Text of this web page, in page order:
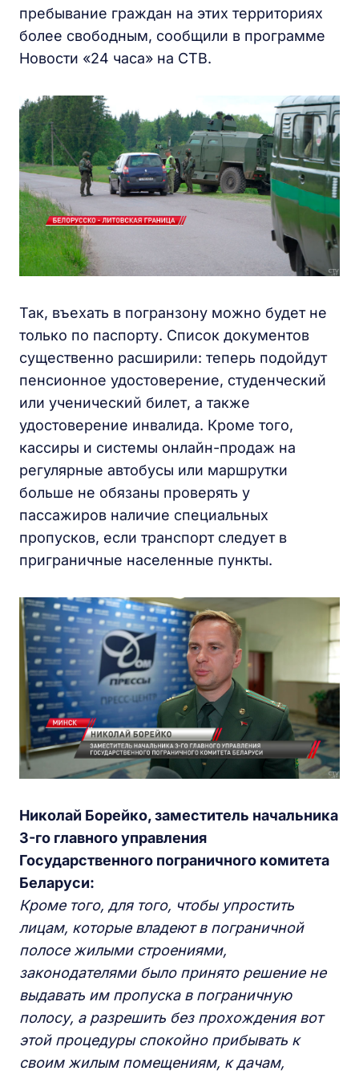
пребывание граждан на этих территориях
более свободным, сообщили в программе
Новости «24 часа» на СТВ.
Так, въехать в погранзону можно будет не
только по паспорту. Список документов
существенно расширили: теперь подойдут
пенсионное удостоверение, студенческий
или ученический билет, а также
удостоверение инвалида. Кроме того,
кассиры и системы онлайн-продаж на
регулярные автобусы или маршрутки
больше не обязаны проверять у
пассажиров наличие специальных
пропусков, если транспорт следует в
приграничные населенные пункты.
Николай Борейко, заместитель начальника
3-го главного управления
Государственного пограничного комитета
Беларуси:
Кроме того, для того, чтобы упростить
лицам, которые владеют в пограничной
полосе жилыми строениями,
законодателями было принято решение не
выдавать им пропуска в пограничную
полосу, а разрешить без прохождения вот
этой процедуры спокойно прибывать к
своим жилым помещениям, к дачам,